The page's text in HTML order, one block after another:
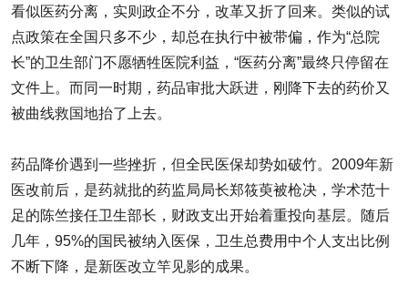
看似医药分离，实则政企不分，改革又折了回来。类似的试
点政策在全国只多不少，却总在执行中被带偏，作为“总院
长”的卫生部门不愿牺牲医院利益，“医药分离”最终只停留在
文件上。而同一时期，药品审批大跃进，刚降下去的药价又
被曲线救国地抬了上去。
药品降价遇到一些挫折，但全民医保却势如破竹。2009年新
医改前后，是药就批的药监局局长郑筱萸被枪决，学术范十
足的陈竺接任卫生部长，财政支出开始着重投向基层。随后
几年，95%的国民被纳入医保，卫生总费用中个人支出比例
不断下降，是新医改立竿见影的成果。